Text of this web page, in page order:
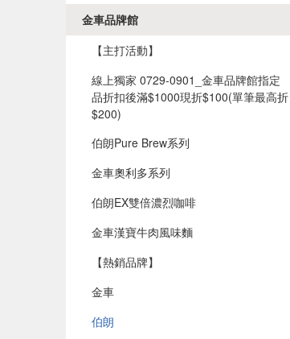
金車品牌館
【主打活動】
線上獨家 0729-0901_金車品牌館指定
品折扣後滿$1000現折$100(單筆最高折
$200)​
伯朗Pure Brew系列
金車奧利多系列
伯朗EX雙倍濃烈咖啡
金車漢寶牛肉風味麵
【熱銷品牌】
金車
伯朗